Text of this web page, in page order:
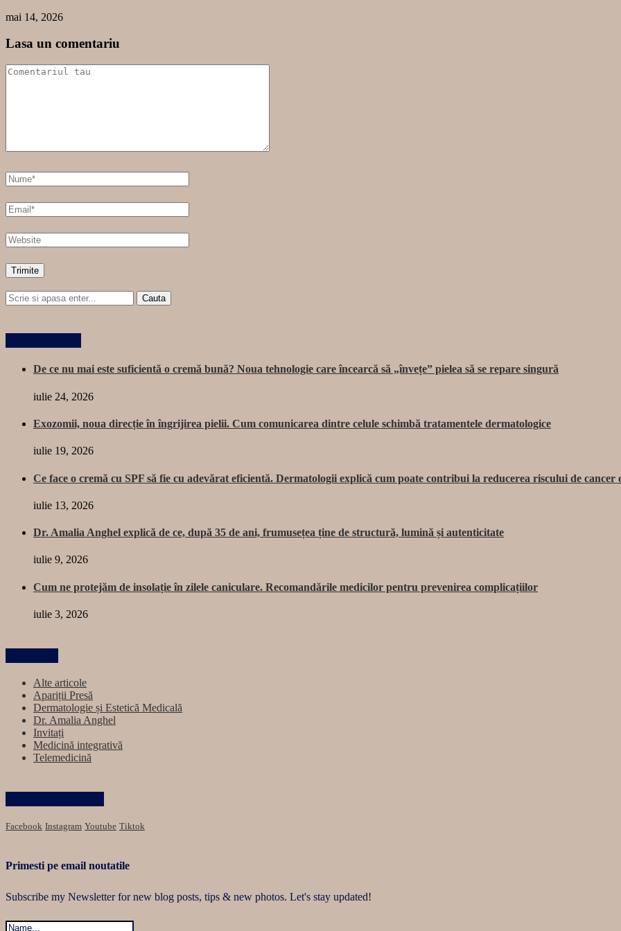
mai 14, 2026
Lasa un comentariu
De ce nu mai este suficientă o cremă bună? Noua tehnologie care încearcă să „învețe” pielea să se repare singură
iulie 24, 2026
Exozomii, noua direcție în îngrijirea pielii. Cum comunicarea dintre celule schimbă tratamentele dermatologice
iulie 19, 2026
Ce face o cremă cu SPF să fie cu adevărat eficientă. Dermatologii explică cum poate contribui la reducerea riscului de cancer
iulie 13, 2026
Dr. Amalia Anghel explică de ce, după 35 de ani, frumusețea ține de structură, lumină și autenticitate
iulie 9, 2026
Cum ne protejăm de insolație în zilele caniculare. Recomandările medicilor pentru prevenirea complicațiilor
iulie 3, 2026
Alte articole
Apariții Presă
Dermatologie și Estetică Medicală
Dr. Amalia Anghel
Invitați
Medicină integrativă
Telemedicină
Facebook Instagram Youtube Tiktok
Primesti pe email noutatile
Subscribe my Newsletter for new blog posts, tips & new photos. Let's stay updated!